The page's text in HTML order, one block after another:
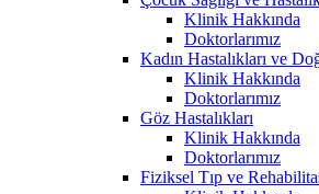
Klinik Hakkında
Doktorlarımız
Kadın Hastalıkları ve
Klinik Hakkında
Doktorlarımız
Göz Hastalıkları
Klinik Hakkında
Doktorlarımız
Fiziksel Tıp ve